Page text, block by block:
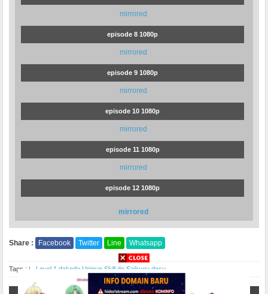
mirrored
episode 8 1080p
mirrored
episode 9 1080p
mirrored
episode 10 1080p
mirrored
episode 11 1080p
mirrored
episode 12 1080p
mirrored
Share : Facebook Twitter Line Whatsapp
Tags : L Level 1 dakedo Unique Skill de Saikyou desu